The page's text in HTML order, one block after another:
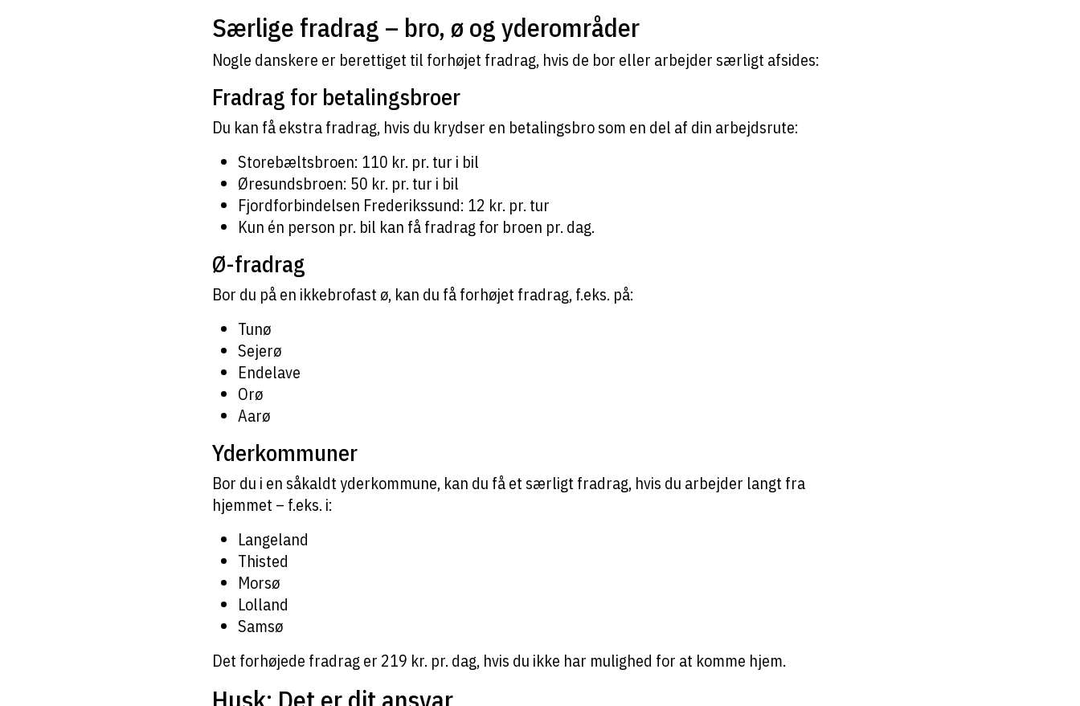
Særlige fradrag – bro, ø og yderområder
Nogle danskere er berettiget til forhøjet fradrag, hvis de bor eller arbejder særligt afsides:
Fradrag for betalingsbroer
Du kan få ekstra fradrag, hvis du krydser en betalingsbro som en del af din arbejdsrute:
Storebæltsbroen: 110 kr. pr. tur i bil
Øresundsbroen: 50 kr. pr. tur i bil
Fjordforbindelsen Frederikssund: 12 kr. pr. tur
Kun én person pr. bil kan få fradrag for broen pr. dag.
Ø-fradrag
Bor du på en ikkebrofast ø, kan du få forhøjet fradrag, f.eks. på:
Tunø
Sejerø
Endelave
Orø
Aarø
Yderkommuner
Bor du i en såkaldt yderkommune, kan du få et særligt fradrag, hvis du arbejder langt fra
hjemmet – f.eks. i:
Langeland
Thisted
Morsø
Lolland
Samsø
Det forhøjede fradrag er 219 kr. pr. dag, hvis du ikke har mulighed for at komme hjem.